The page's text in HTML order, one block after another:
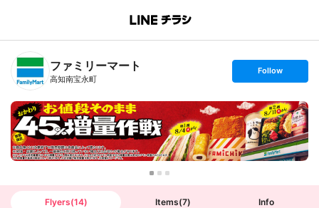
B
n
T
ファミリーマート
高知南宝永町
s
t
o
l
l
o
w
Follow
Flyers(14) Items(7) Info